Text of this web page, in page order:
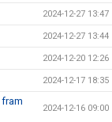
2024-12-27 13:47
2024-12-27 13:44
2024-12-20 12:26
2024-12-17 18:35
2024-12-16 09:00